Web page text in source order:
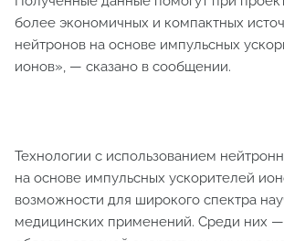
более экономичных и компактных
нейтронов на основе импульсных
ионов», — сказано в сообщении.
Технологии с использованием
на основе импульсных ускорителей
возможности для широкого спектра
медицинских применений. Среди них